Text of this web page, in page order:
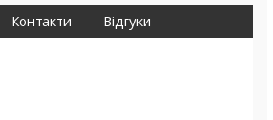
Контакти Відгуки